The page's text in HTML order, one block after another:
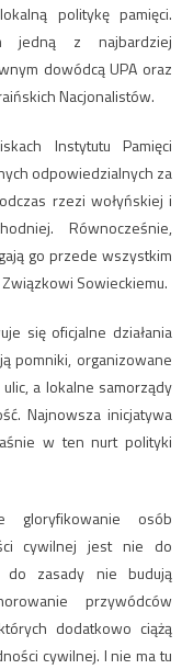
politykę pamięci.
jedną z najbardziej
dowódcą UPA oraz
Nacjonalistów.
Instytutu Pamięci
odpowiedzialnych za
rzezi wołyńskiej i
Równocześnie,
go przede wszystkim
Sowieckiemu.
się oficjalne działania
pomniki, organizowane
a lokalne samorządy
Najnowsza inicjatywa
w ten nurt polityki
gloryfikowanie osób
cywilnej jest nie do
do zasady nie budują
przywódców
dodatkowo ciążą
cywilnej. I nie ma tu